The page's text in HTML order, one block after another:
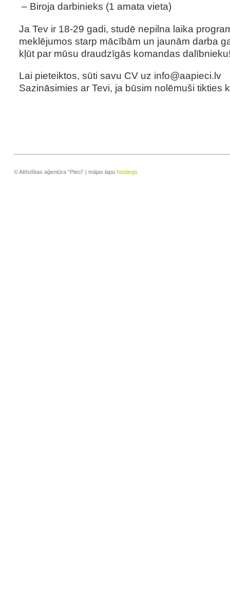
– Biroja darbinieks (1 amata vieta)
Ja Tev ir 18-29 gadi, studē nepilna laika
meklējumos starp mācībām un jaunām darba
kļūt par mūsu draudzīgās komandas
Lai pieteiktos, sūti savu CV uz info@aapieci.lv
Sazināsimies ar Tevi, ja būsim nolēmuši tikties
© Attīstības aģentūra “Pieci” | mājas lapu hostings